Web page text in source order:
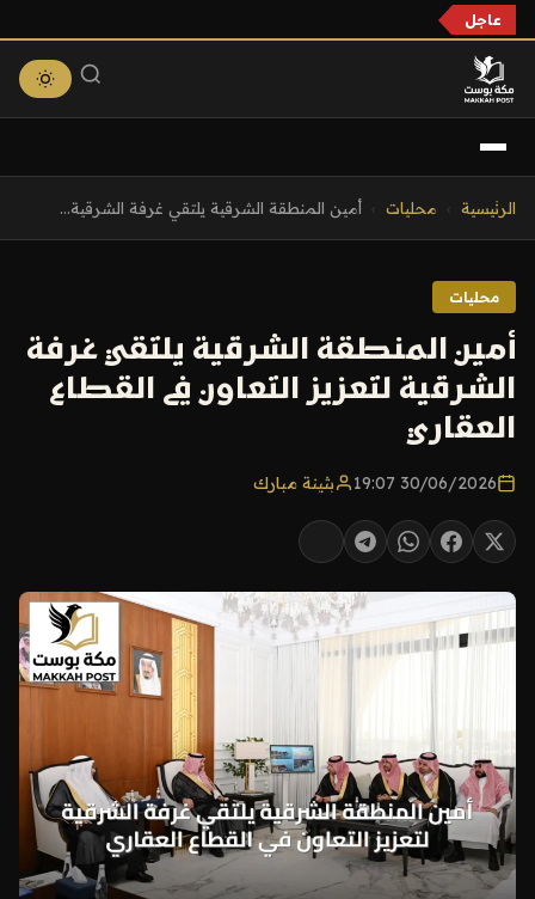
عاجل
الرئيسية محليات أمين المنطقة الشرقية يلتقي غرفة الشرقية...
محليات
أمين المنطقة الشرقية يلتقي غرفة
الشرقية لتعزيز التعاون في القطاع
العقاري
30/06/2026 19:07 بثينة مبارك